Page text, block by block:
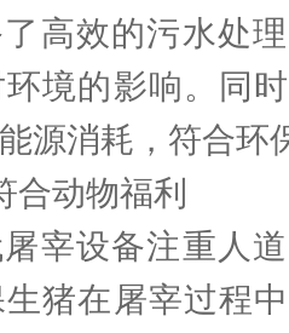
效的污水处理
境的影响。同
源消耗，符合环
动物福利
设备注重人道
猪在屠宰过程